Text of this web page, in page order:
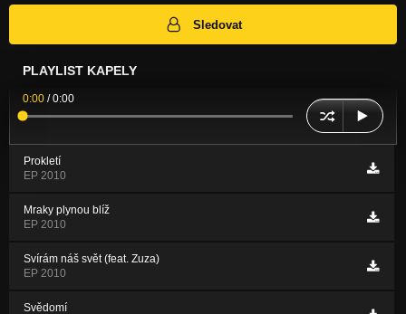
Sledovat
PLAYLIST KAPELY
0:00 /0:00
Prokletí
EP 2010
Mraky plynou blíž
EP 2010
Svírám náš svět (feat. Zuza)
EP 2010
Svědomí